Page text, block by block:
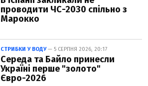
проводити ЧС-2030 спільно з
Марокко
СТРИБКИ У ВОДУ— 5 СЕРПНЯ 2026, 20:17
Середа та Байло принесли
Україні перше "золото"
Євро-2026